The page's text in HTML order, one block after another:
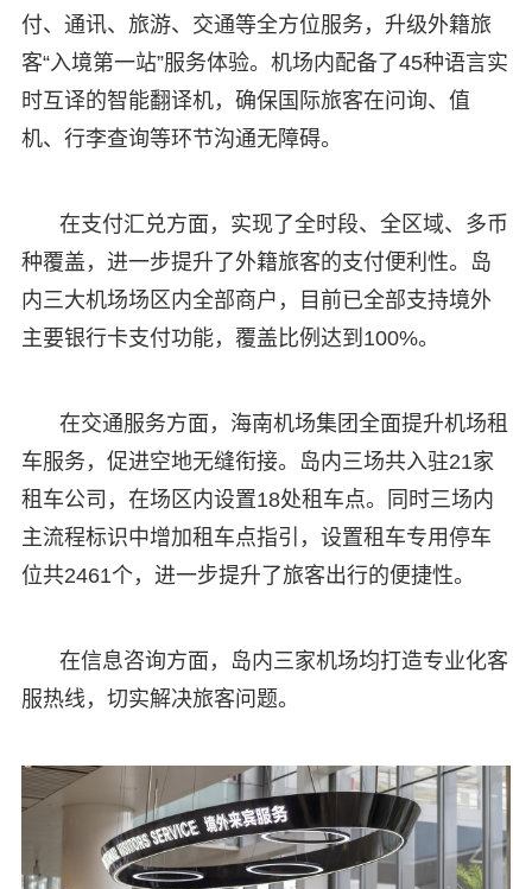
付、通讯、旅游、交通等全方位服务，升级外籍旅
客“入境第一站”服务体验。机场内配备了45种语言实
时互译的智能翻译机，确保国际旅客在问询、值
机、行李查询等环节沟通无障碍。
在支付汇兑方面，实现了全时段、全区域、多币
种覆盖，进一步提升了外籍旅客的支付便利性。岛
内三大机场场区内全部商户，目前已全部支持境外
主要银行卡支付功能，覆盖比例达到100%。
在交通服务方面，海南机场集团全面提升机场租
车服务，促进空地无缝衔接。岛内三场共入驻21家
租车公司，在场区内设置18处租车点。同时三场内
主流程标识中增加租车点指引，设置租车专用停车
位共2461个，进一步提升了旅客出行的便捷性。
在信息咨询方面，岛内三家机场均打造专业化客
服热线，切实解决旅客问题。